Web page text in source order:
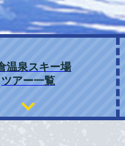
温泉スキー場
ツアー一覧